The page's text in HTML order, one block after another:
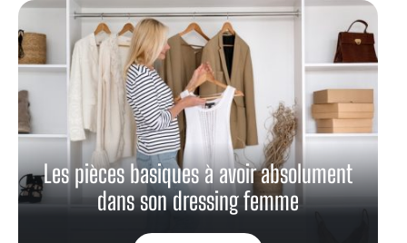
Les pièces basiques à avoir absolument
dans son dressing femme